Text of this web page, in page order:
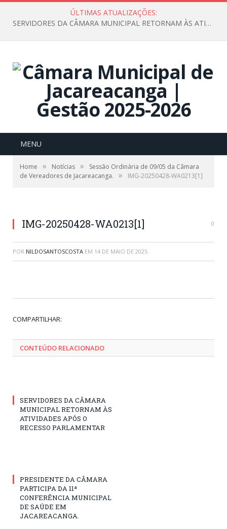
ÚLTIMAS ATUALIZAÇÕES:
SERVIDORES DA CÂMARA MUNICIPAL RETORNAM ÀS ATIVIDADES APÓS O RECESSO PARLAMENTAR
MENU
Home » Notícias »
Sessão Ordinária de 09/05 da Câmara
de Vereadores de Jacareacanga.
» IMG-20250428-WA0213[1]
IMG-20250428-WA0213[1] 0
POR NILDOSANTOSCOSTA EM 14 DE MAIO DE 2025
COMPARTILHAR:
CONTEÚDO RELACIONADO
SERVIDORES DA CÂMARA
MUNICIPAL RETORNAM ÀS
ATIVIDADES APÓS O
RECESSO PARLAMENTAR
PRESIDENTE DA CÂMARA
PARTICIPA DA 11ª
CONFERÊNCIA MUNICIPAL
DE SAÚDE EM
JACAREACANGA.